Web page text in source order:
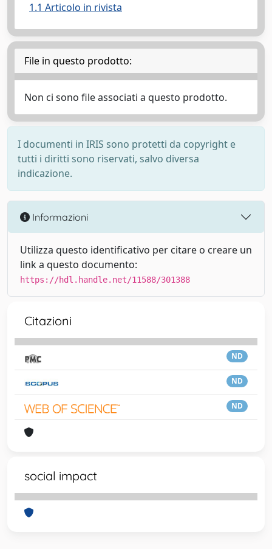
1.1 Articolo in rivista
File in questo prodotto:
Non ci sono file associati a questo prodotto.
I documenti in IRIS sono protetti da copyright e
tutti i diritti sono riservati, salvo diversa
indicazione.
Informazioni
Utilizza questo identificativo per citare o creare un
link a questo documento:
https://hdl.handle.net/11588/301388
Citazioni
ND
ND
ND
social impact